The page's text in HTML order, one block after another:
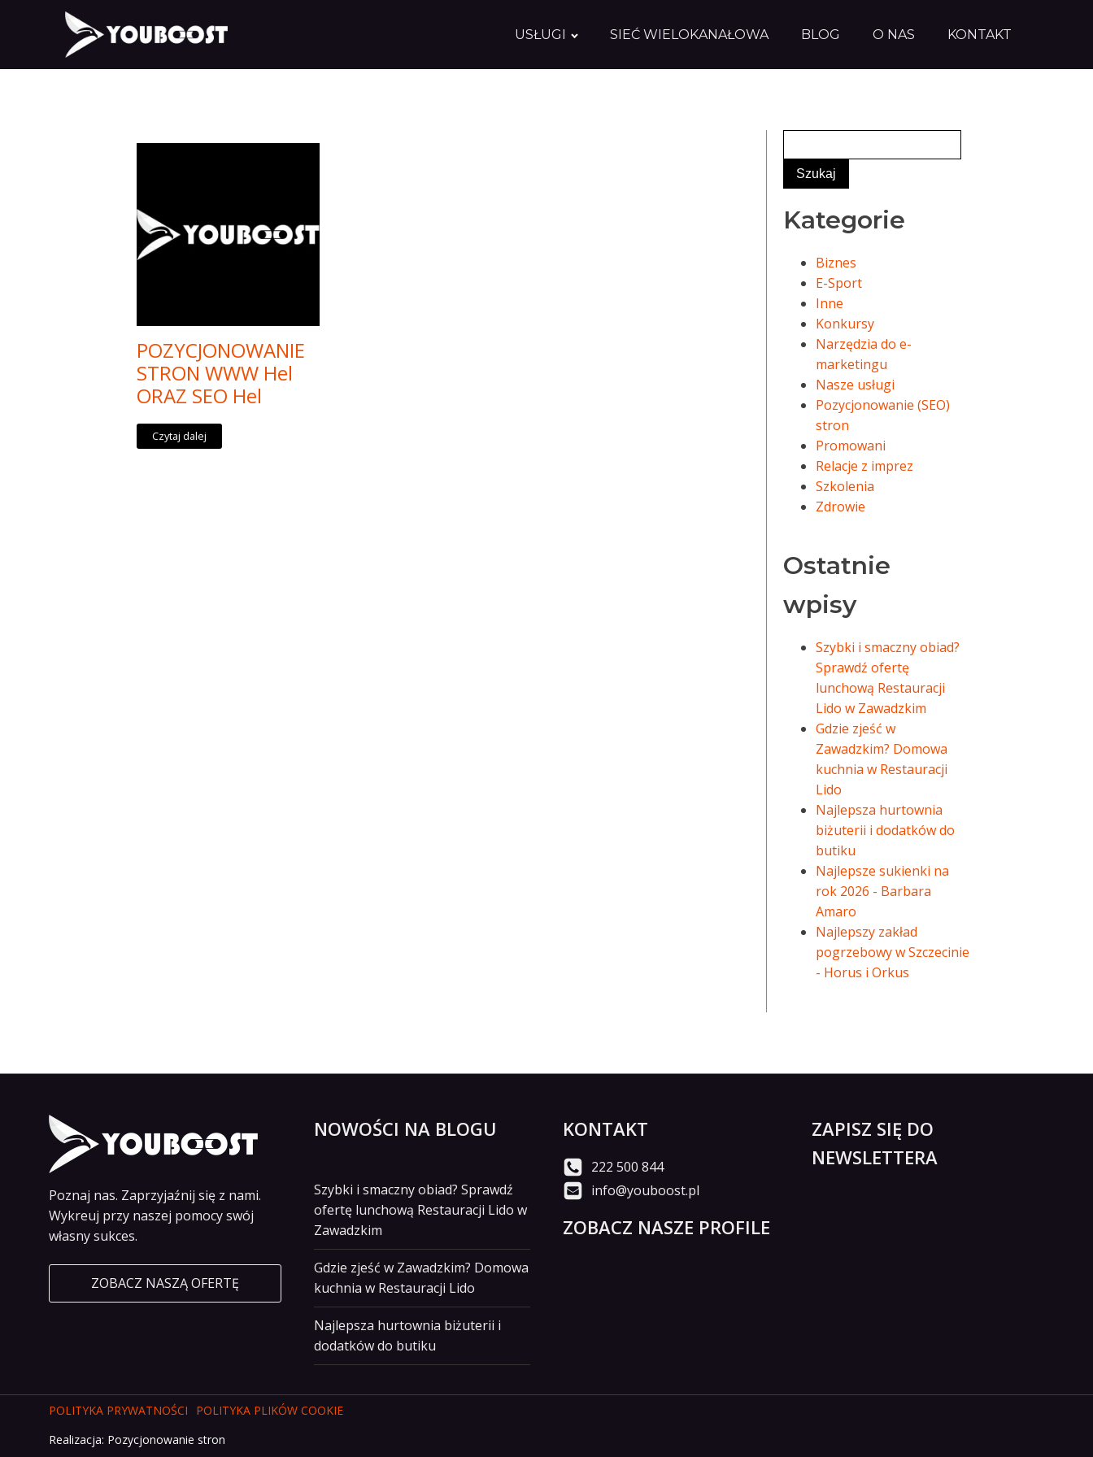
USŁUGI SIEĆ WIELOKANAŁOWA BLOG O NAS KONTAKT
POZYCJONOWANIE
STRON WWW Hel
ORAZ SEO Hel
Czytaj dalej
Kategorie
Biznes
E-Sport
Inne
Konkursy
Narzędzia do e-
marketingu
Nasze usługi
Pozycjonowanie (SEO)
stron
Promowani
Relacje z imprez
Szkolenia
Zdrowie
Ostatnie
wpisy
Szybki i smaczny obiad?
Sprawdź ofertę
lunchową Restauracji
Lido w Zawadzkim
Gdzie zjeść w
Zawadzkim? Domowa
kuchnia w Restauracji
Lido
Najlepsza hurtownia
biżuterii i dodatków do
butiku
Najlepsze sukienki na
rok 2026 - Barbara
Amaro
Najlepszy zakład
pogrzebowy w Szczecinie
- Horus i Orkus
Poznaj nas. Zaprzyjaźnij się z nami.
Wykreuj przy naszej pomocy swój
własny sukces.
ZOBACZ NASZĄ OFERTĘ
NOWOŚCI NA BLOGU
Szybki i smaczny obiad? Sprawdź
ofertę lunchową Restauracji Lido w
Zawadzkim
Gdzie zjeść w Zawadzkim? Domowa
kuchnia w Restauracji Lido
Najlepsza hurtownia biżuterii i
dodatków do butiku
KONTAKT
222 500 844
info@youboost.pl
ZOBACZ NASZE PROFILE
ZAPISZ SIĘ DO
NEWSLETTERA
POLITYKA PRYWATNOŚCI
POLITYKA PLIKÓW COOKIE
Realizacja: Pozycjonowanie stron